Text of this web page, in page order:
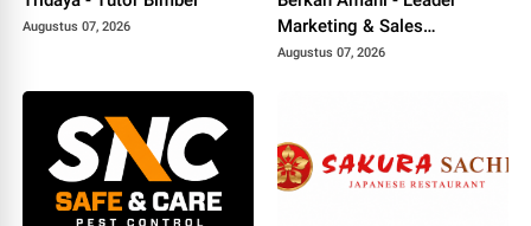
Augustus 07, 2026
Marketing & Sales
Canvasser
Augustus 07, 2026